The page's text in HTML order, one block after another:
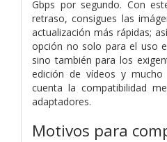
Gbps por segundo. Con
retraso, consigues las
actualización más rápidas;
opción no solo para el uso
sino también para los
edición de vídeos y
cuenta la compatibilidad
adaptadores.
Motivos para